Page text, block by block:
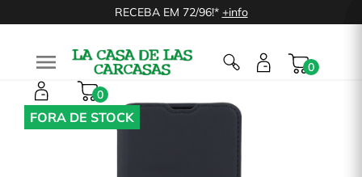
RECEBA EM 72/96!* +info

0
0
FORA DE STOCK